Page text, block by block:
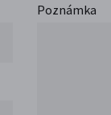
Poznámka